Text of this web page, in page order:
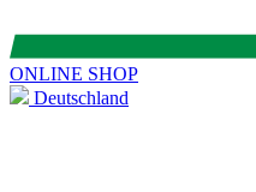
ONLINE SHOP
Deutschland